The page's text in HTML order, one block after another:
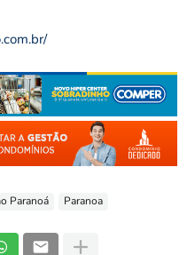
Paranoá Paranoa